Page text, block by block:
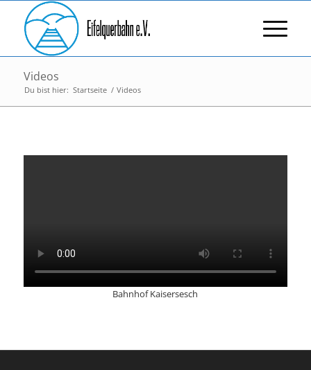
Videos
Du bist hier: Startseite / Videos
Bahnhof Kaisersesch